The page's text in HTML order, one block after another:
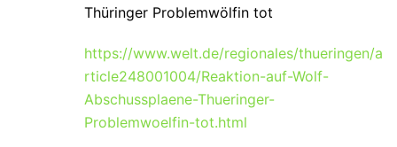
Thüringer Problemwölfin tot
https://www.welt.de/regionales/thueringen/a
rticle248001004/Reaktion-auf-Wolf-
Abschussplaene-Thueringer-
Problemwoelfin-tot.html